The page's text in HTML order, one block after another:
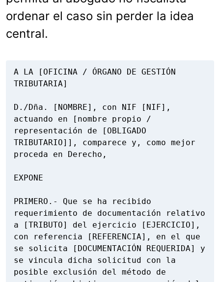
ordenar el caso sin perder la idea
central.
A LA [OFICINA / ÓRGANO DE GESTIÓN
TRIBUTARIA]
D./Dña. [NOMBRE], con NIF [NIF],
actuando en [nombre propio /
representación de [OBLIGADO
TRIBUTARIO]], comparece y, como mejor
proceda en Derecho,
EXPONE
PRIMERO.- Que se ha recibido
requerimiento de documentación relativo
a [TRIBUTO] del ejercicio [EJERCICIO],
con referencia [REFERENCIA], en el que
se solicita [DOCUMENTACIÓN REQUERIDA] y
se vincula dicha solicitud con la
posible exclusión del método de